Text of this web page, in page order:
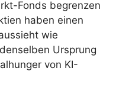
Fonds begrenzen
haben einen
wie
Ursprung
von KI-